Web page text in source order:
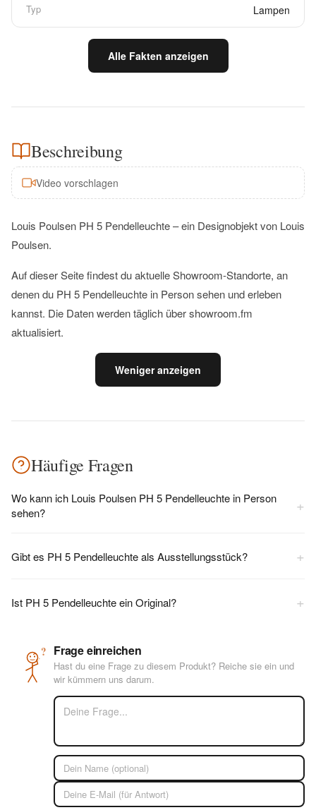
Typ Lampen
Alle Fakten anzeigen
Beschreibung
Video vorschlagen
Louis Poulsen PH 5 Pendelleuchte – ein Designobjekt von Louis
Poulsen.
Auf dieser Seite findest du aktuelle Showroom-Standorte, an
denen du PH 5 Pendelleuchte in Person sehen und erleben
kannst. Die Daten werden täglich über showroom.fm
aktualisiert.
Weniger anzeigen
Häufige Fragen
Wo kann ich Louis Poulsen PH 5 Pendelleuchte in Person
sehen?
+
Gibt es PH 5 Pendelleuchte als Ausstellungsstück? +
Ist PH 5 Pendelleuchte ein Original? +
? Frage einreichen
Hast du eine Frage zu diesem Produkt? Reiche sie ein und
wir kümmern uns darum.